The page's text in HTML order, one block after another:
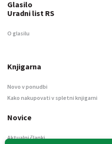
Glasilo
Uradni list RS
O glasilu
Knjigarna
Novo v ponudbi
Kako nakupovati v spletni knjigarni
Novice
Aktualni članki